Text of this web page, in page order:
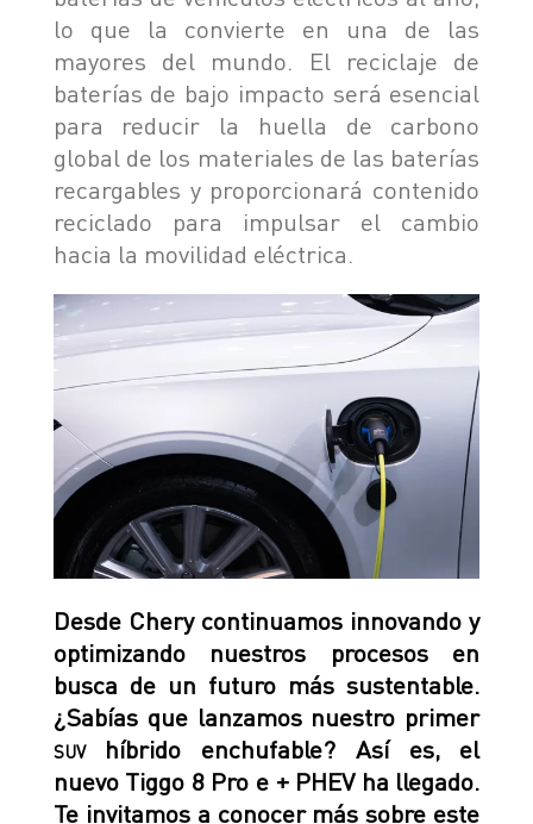
lo que la convierte en una de las
mayores del mundo. El reciclaje de
baterías de bajo impacto será esencial
para reducir la huella de carbono
global de los materiales de las baterías
recargables y proporcionará contenido
reciclado para impulsar el cambio
hacia la movilidad eléctrica.
Desde Chery continuamos innovando y
optimizando nuestros procesos en
busca de un futuro más sustentable.
¿Sabías que lanzamos nuestro primer
SUVhíbrido enchufable? Así es, el
nuevo Tiggo 8 Pro e + PHEV ha llegado.
Te invitamos a conocer más sobre este